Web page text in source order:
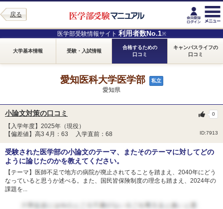
戻る
医学部受験情報サイト 利用者数No.1※
大学基本情報 受験・入試情報
合格するための
口コミ
キャンパスライフの
口コミ
愛知医科大学医学部 私立
愛知県
小論文対策の口コミ
【入学年度】2025年（現役）
【偏差値】高3 4月：63 入学直前：68
ID:7913
0
受験された医学部の小論文のテーマ、またそのテーマに対してどの
ように論じたのかを教えてください。
【テーマ】医師不足で地方の病院が廃止されてることを踏まえ、2040年にどう
なっていると思うか述べる。また、国民皆保険制度の理念も踏まえ、2024年の
課題を...